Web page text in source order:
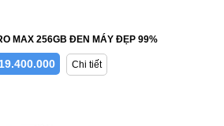
MAX 256GB ĐEN MÁY ĐẸP 99%
19.400.000 Chi tiết